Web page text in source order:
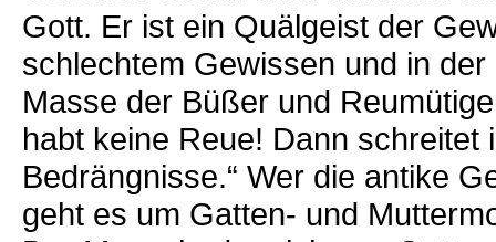
Gott. Er ist ein Quälgeist der
schlechtem Gewissen und in
Masse der Büßer und
habt keine Reue! Dann
Bedrängnisse.“ Wer die antike
geht es um Gatten- und